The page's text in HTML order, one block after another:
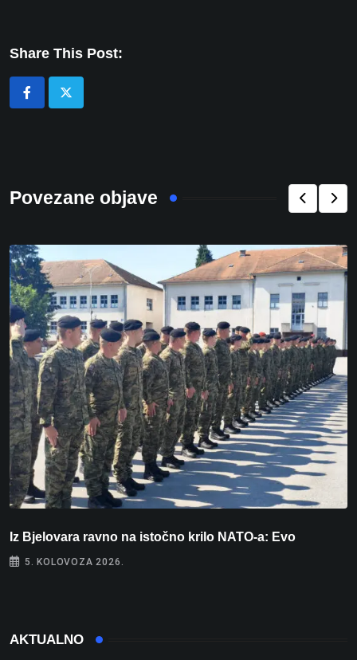
Share This Post:
Povezane objave
Iz Bjelovara ravno na istočno krilo NATO-a: Evo
5. KOLOVOZA 2026.
AKTUALNO